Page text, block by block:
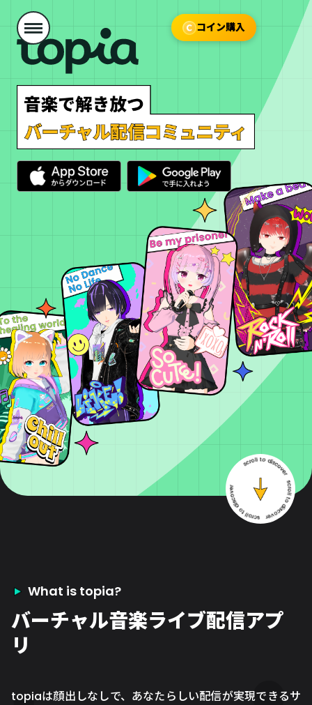
コイン購入
What is topia?
バーチャル音楽ライブ配信アプ
リ
topiaは顔出しなしで、あなたらしい配信が実現できるサ